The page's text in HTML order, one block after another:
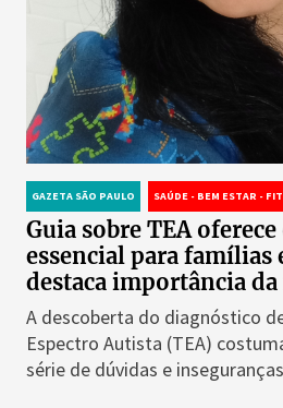
GAZETA SÃO PAULO SAÚDE - BEM ESTAR -
Guia sobre TEA
essencial para famílias
destaca importância
A descoberta do diagnóstico
Espectro Autista (TEA)
série de dúvidas e